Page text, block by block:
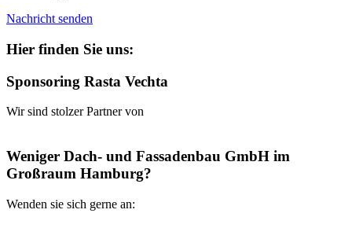
Nachricht senden
Hier finden Sie uns:
Sponsoring Rasta Vechta
Wir sind stolzer Partner von
Weniger Dach- und Fassadenbau GmbH im
Großraum Hamburg?
Wenden sie sich gerne an: